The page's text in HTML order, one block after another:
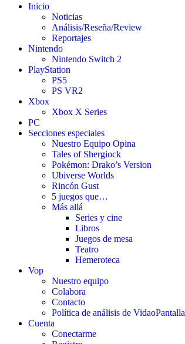
Inicio
Noticias
Análisis/Reseña/Review
Reportajes
Nintendo
Nintendo Switch 2
PlayStation
PS5
PS VR2
Xbox
Xbox X Series
PC
Secciones especiales
Nuestro Equipo Opina
Tales of Shergiock
Pokémon: Drako’s Version
Ubiverse Worlds
Rincón Gust
5 juegos que…
Más allá
Series y cine
Libros
Juegos de mesa
Teatro
Hemeroteca
Vop
Nuestro equipo
Colabora
Contacto
Política de análisis de VidaoPantalla
Cuenta
Conectarme